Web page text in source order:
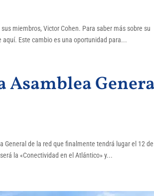
miembros, Victor Cohen. Para saber más sobre su
Este cambio es una oportunidad para...
Asamblea
General de la red que finalmente tendrá lugar el 12
la «Conectividad en el Atlántico» y...